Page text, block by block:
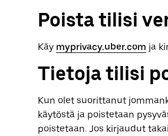
Poista tilisi
Käy myprivacy.uber.com ja
Tietoja tilisi
Kun olet suorittanut
käytöstä ja poistetaan
poistetaan. Jos kirjaudut